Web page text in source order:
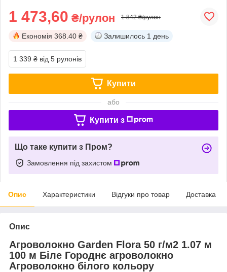
1 473,60 ₴/рулон 1 842 ₴/рулон
Економія 368.40 ₴ Залишилось 1 день
1 339 ₴ від 5 рулонів
Купити
або
Купити з
Що таке купити з Пром?
Замовлення під захистом
Опис Характеристики Відгуки про товар Доставка
Опис
Агроволокно Garden Flora 50 г/м2 1.07 м
100 м Біле Городнє агроволокно
Агроволокно білого кольору